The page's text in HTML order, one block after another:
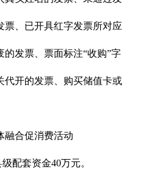
票、已开具红字发票所对应
的发票、票面标注“收购”字
代开的发票、购买储值卡或
融合促消费活动
配套资金40万元。